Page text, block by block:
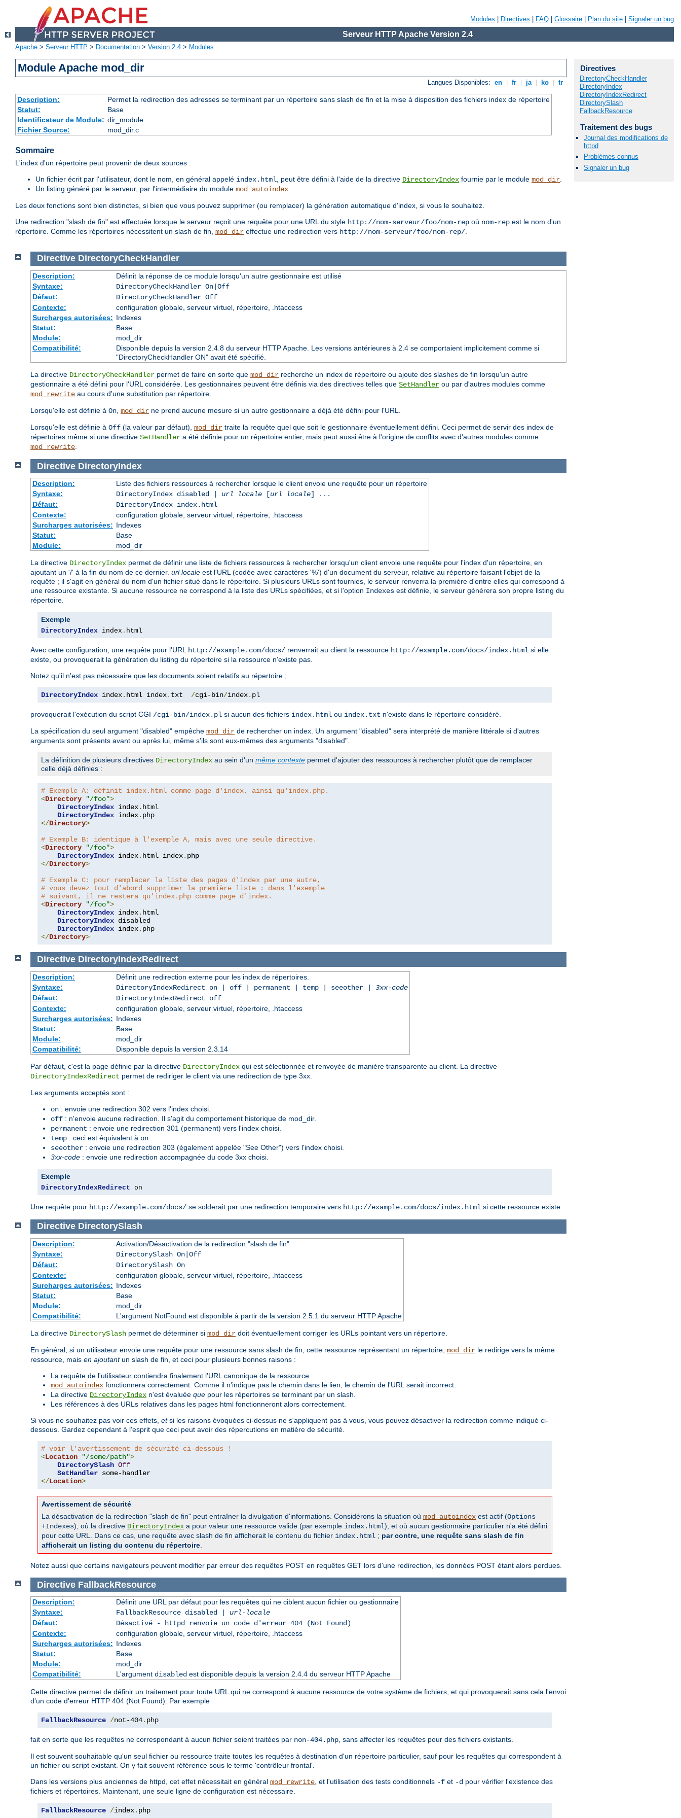
Modules Directives FAQ Glossaire Plan du site Signaler un bug
Serveur HTTP Apache Version 2.4
Apache > Serveur HTTP > Documentation > Version 2.4 > Modules
Module Apache mod_dir
Langues Disponibles: en fr ja ko tr
Description:
Permet la redirection des adresses se terminant par un répertoire sans slash de fin et la mise à disposition des fichiers index de répertoire
Statut:
Base
Identificateur de Module: dir_module
Fichier Source:
mod_dir.c
Sommaire
L'index d'un répertoire peut provenir de deux sources :
Un fichier écrit par l'utilisateur, dont le nom, en général appelé index.html, peut être défini à l'aide de la directive DirectoryIndex fournie par le module mod_dir.
Un listing généré par le serveur, par l'intermédiaire du module mod_autoindex.
Les deux fonctions sont bien distinctes, si bien que vous pouvez supprimer (ou remplacer) la génération automatique d'index, si vous le souhaitez.
Une redirection "slash de fin" est effectuée lorsque le serveur reçoit une requête pour une URL du style http://nom-serveur/foo/nom-rep où nom-rep est le nom d'un
répertoire. Comme les répertoires nécessitent un slash de fin, mod_dir effectue une redirection vers http://nom-serveur/foo/nom-rep/.
Directive DirectoryCheckHandler
Description:
Définit la réponse de ce module lorsqu'un autre gestionnaire est utilisé
Syntaxe:
DirectoryCheckHandler On|Off
Défaut:
DirectoryCheckHandler Off
Contexte:
configuration globale, serveur virtuel, répertoire, .htaccess
Surcharges autorisées: Indexes
Statut:
Base
Module:
mod_dir
Compatibilité:
Disponible depuis la version 2.4.8 du serveur HTTP Apache. Les versions antérieures à 2.4 se comportaient implicitement comme si
"DirectoryCheckHandler ON" avait été spécifié.
La directive DirectoryCheckHandler permet de faire en sorte que mod_dir recherche un index de répertoire ou ajoute des slashes de fin lorsqu'un autre
gestionnaire a été défini pour l'URL considérée. Les gestionnaires peuvent être définis via des directives telles que SetHandler ou par d'autres modules comme
mod_rewrite au cours d'une substitution par répertoire.
Lorsqu'elle est définie à On mod_dir ne prend aucune mesure si un autre gestionnaire a déjà été défini pour l'URL.
Lorsqu'elle est définie à Off (la valeur par défaut), mod_dir traite la requête quel que soit le gestionnaire éventuellement défini. Ceci permet de servir des index de
répertoires même si une directive SetHandler a été définie pour un répertoire entier, mais peut aussi être à l'origine de conflits avec d'autres modules comme
mod_rewrite
Directive DirectoryIndex
Description:
Liste des fichiers ressources à rechercher lorsque le client envoie une requête pour un répertoire
Syntaxe:
DirectoryIndex disabled | url locale[url locale] ...
Défaut:
DirectoryIndex index.html
Contexte:
configuration globale, serveur virtuel, répertoire, .htaccess
Surcharges autorisées: Indexes
Statut:
Base
Module:
mod_dir
La directive DirectoryIndex permet de définir une liste de fichiers ressources à rechercher lorsqu'un client envoie une requête pour l'index d'un répertoire, en
ajoutant un '/' à la fin du nom de ce dernier. url locale est l'URL (codée avec caractères '%') d'un document du serveur, relative au répertoire faisant l'objet de la
requête ; il s'agit en général du nom d'un fichier situé dans le répertoire. Si plusieurs URLs sont fournies, le serveur renverra la première d'entre elles qui correspond à
une ressource existante. Si aucune ressource ne correspond à la liste des URLs spécifiées, et si l'option Indexes est définie, le serveur générera son propre listing du
répertoire.
Exemple
DirectoryIndex index . html
Avec cette configuration, une requête pour l'URL http://example.com/docs/ renverrait au client la ressource http://example.com/docs/index.html si elle
existe, ou provoquerait la génération du listing du répertoire si la ressource n'existe pas.
Notez qu'il n'est pas nécessaire que les documents soient relatifs au répertoire ;
DirectoryIndex index. html index. txt /cgi-bin/index. pl
provoquerait l'exécution du script CGI /cgi-bin/index.pl si aucun des fichiers index.html ou index.txt n'existe dans le répertoire considéré.
La spécification du seul argument "disabled" empêche mod_dir de rechercher un index. Un argument "disabled" sera interprété de manière littérale si d'autres
arguments sont présents avant ou après lui, même s'ils sont eux-mêmes des arguments "disabled".
La définition de plusieurs directives DirectoryIndex au sein d'un même contexte permet d'ajouter des ressources à rechercher plutôt que de remplacer
celle déjà définies :
# Exemple A: définit index.html comme page d'index, ainsi qu'index.php.
<Directory "/foo">
DirectoryIndex index. html
DirectoryIndex index.
</Directory>
# Exemple B: identique à l'exemple A, mais avec une seule directive.
<Directory "/foo">
DirectoryIndex index. html index.
</Directory>
# Exemple C: pour remplacer la liste des pages d'index par une autre,
# vous devez tout d'abord supprimer la première liste : dans l'exemple
# suivant, il ne restera qu'index.php comme page d'index.
<Directory "/foo">
DirectoryIndex index. html
DirectoryIndex disabled
DirectoryIndex index.
</Directory>
Directive DirectoryIndexRedirect
Description:
Définit une redirection externe pour les index de répertoires.
Syntaxe:
DirectoryIndexRedirect on | off | permanent | temp | seeother | 3xx-code
Défaut:
DirectoryIndexRedirect off
Contexte:
configuration globale, serveur virtuel, répertoire, .htaccess
Surcharges autorisées: Indexes
Statut:
Base
Module:
mod_dir
Compatibilité:
Disponible depuis la version 2.3.14
Par défaut, c'est la page définie par la directive DirectoryIndex qui est sélectionnée et renvoyée de manière transparente au client. La directive
DirectoryIndexRedirect permet de rediriger le client via une redirection de type 3xx.
Les arguments acceptés sont :
on : envoie une redirection 302 vers l'index choisi.
off : n'envoie aucune redirection. Il s'agit du comportement historique de mod_dir.
permanent : envoie une redirection 301 (permanent) vers l'index choisi.
temp : ceci est équivalent à on
seeother : envoie une redirection 303 (également appelée "See Other") vers l'index choisi.
3xx-code : envoie une redirection accompagnée du code 3xx choisi.
Exemple
DirectoryIndexRedirect on
Une requête pour http://example.com/docs/ se solderait par une redirection temporaire vers http://example.com/docs/index.html si cette ressource existe.
Directive DirectorySlash
Description:
Activation/Désactivation de la redirection "slash de fin"
Syntaxe:
DirectorySlash On|Off
Défaut:
DirectorySlash On
Contexte:
configuration globale, serveur virtuel, répertoire, .htaccess
Surcharges autorisées: Indexes
Statut:
Base
Module:
mod_dir
Compatibilité:
L'argument NotFound est disponible à partir de la version 2.5.1 du serveur HTTP Apache
La directive DirectorySlash permet de déterminer si mod_dir doit éventuellement corriger les URLs pointant vers un répertoire.
En général, si un utilisateur envoie une requête pour une ressource sans slash de fin, cette ressource représentant un répertoire, mod_dir le redirige vers la même
ressource, mais en ajoutantun slash de fin, et ceci pour plusieurs bonnes raisons :
La requête de l'utilisateur contiendra finalement l'URL canonique de la ressource
mod_autoindex fonctionnera correctement. Comme il n'indique pas le chemin dans le lien, le chemin de l'URL serait incorrect.
La directive DirectoryIndex n'est évaluée que pour les répertoires se terminant par un slash.
Les références à des URLs relatives dans les pages html fonctionneront alors correctement.
Si vous ne souhaitez pas voir ces effets, etsi les raisons évoquées ci-dessus ne s'appliquent pas à vous, vous pouvez désactiver la redirection comme indiqué ci-
dessous. Gardez cependant à l'esprit que ceci peut avoir des répercutions en matière de sécurité.
# voir l'avertissement de sécurité ci-dessous !
<Location "/some/path">
DirectorySlash Off
SetHandler
</Location>
Avertissement de sécurité
La désactivation de la redirection "slash de fin" peut entraîner la divulgation d'informations. Considérons la situation où mod_autoindex est actif (Options
+Indexes), où la directive DirectoryIndex a pour valeur une ressource valide (par exemple index.html), et où aucun gestionnaire particulier n'a été défini
pour cette URL. Dans ce cas, une requête avec slash de fin afficherait le contenu du fichier index.html ; par contre, une requête sans slash de fin
afficherait un listing du contenu du répertoire
Notez aussi que certains navigateurs peuvent modifier par erreur des requêtes POST en requêtes GET lors d'une redirection, les données POST étant alors perdues.
Directive FallbackResource
Description:
Définit une URL par défaut pour les requêtes qui ne ciblent aucun fichier ou gestionnaire
Syntaxe:
FallbackResource disabled | url-locale
Défaut:
Désactivé - httpd renvoie un code d'erreur 404 (Not Found)
Contexte:
configuration globale, serveur virtuel, répertoire, .htaccess
Surcharges autorisées: Indexes
Statut:
Base
Module:
mod_dir
Compatibilité:
L'argument disabledest disponible depuis la version 2.4.4 du serveur HTTP Apache
Cette directive permet de définir un traitement pour toute URL qui ne correspond à aucune ressource de votre système de fichiers, et qui provoquerait sans cela l'envoi
d'un code d'erreur HTTP 404 (Not Found). Par exemple
FallbackResource /not-404. php
fait en sorte que les requêtes ne correspondant à aucun fichier soient traitées par non-404.php, sans affecter les requêtes pour des fichiers existants.
Il est souvent souhaitable qu'un seul fichier ou ressource traite toutes les requêtes à destination d'un répertoire particulier, sauf pour les requêtes qui correspondent à
un fichier ou script existant. On y fait souvent référence sous le terme 'contrôleur frontal'.
Dans les versions plus anciennes de httpd, cet effet nécessitait en général mod_rewrite, et l'utilisation des tests conditionnels -f et -d pour vérifier l'existence des
fichiers et répertoires. Maintenant, une seule ligne de configuration est nécessaire.
FallbackResource /index. php
Directives
DirectoryCheckHandler
DirectoryIndex
DirectoryIndexRedirect
DirectorySlash
FallbackResource
Traitement des bugs
Journal des modifications de
httpd
Problèmes connus
Signaler un bug